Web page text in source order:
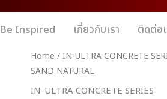
Be Inspired เกี่ยวกับเรา ติดต่อ
Home /IN-ULTRA CONCRETE
SAND NATURAL
IN-ULTRA CONCRETE SERIES